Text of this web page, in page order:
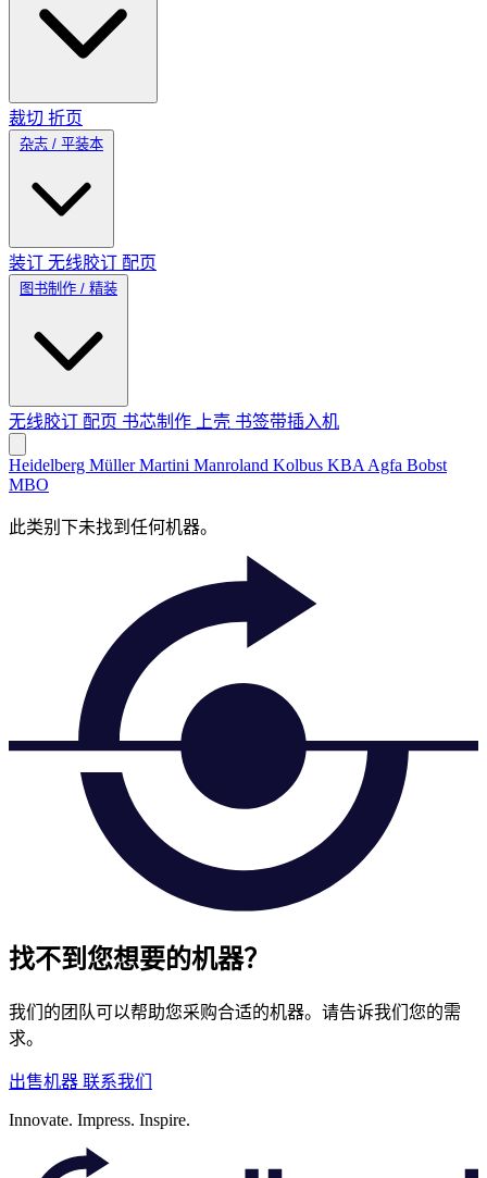
裁切 折页
杂志 / 平装本
装订 无线胶订 配页
图书制作 / 精装
无线胶订 配页 书芯制作 上壳 书签带插入机
Heidelberg Müller Martini Manroland Kolbus KBA Agfa Bobst
MBO
此类别下未找到任何机器。
找不到您想要的机器？
我们的团队可以帮助您采购合适的机器。请告诉我们您的需
求。
出售机器 联系我们
Innovate. Impress. Inspire.